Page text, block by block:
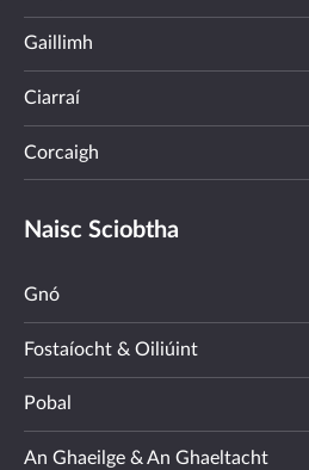
Gaillimh
Ciarraí
Corcaigh
Naisc Sciobtha
Gnó
Fostaíocht & Oiliúint
Pobal
An Ghaeilge & An Ghaeltacht